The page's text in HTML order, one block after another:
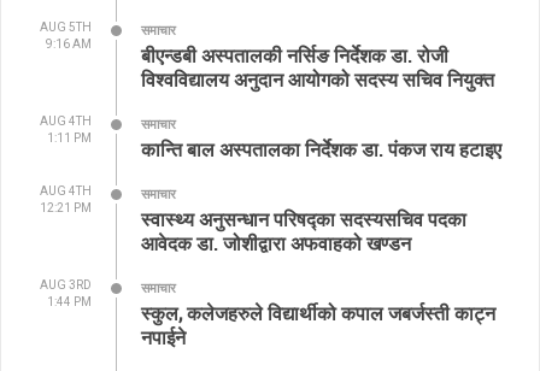
AUG 5TH
9:16 AM
समाचार
बीएन्डबी अस्पतालकी नर्सिङ निर्देशक डा. रोजी
विश्वविद्यालय अनुदान आयोगको सदस्य सचिव नियुक्त
AUG 4TH
1:11 PM
समाचार
कान्ति बाल अस्पतालका निर्देशक डा. पंकज राय हटाइए
AUG 4TH
12:21 PM
समाचार
स्वास्थ्य अनुसन्धान परिषद्का सदस्यसचिव पदका
आवेदक डा. जोशीद्वारा अफवाहको खण्डन
AUG 3RD
1:44 PM
समाचार
स्कुल, कलेजहरुले विद्यार्थीको कपाल जबर्जस्ती काट्न
नपाईने